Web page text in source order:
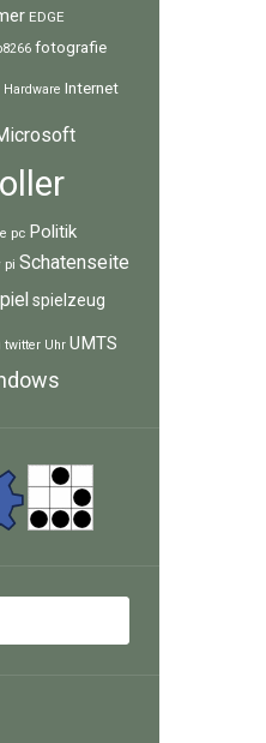
EDGE
fotografie
Hardware Internet
pc Politik
pi Schatenseite
spielzeug
twitter Uhr UMTS